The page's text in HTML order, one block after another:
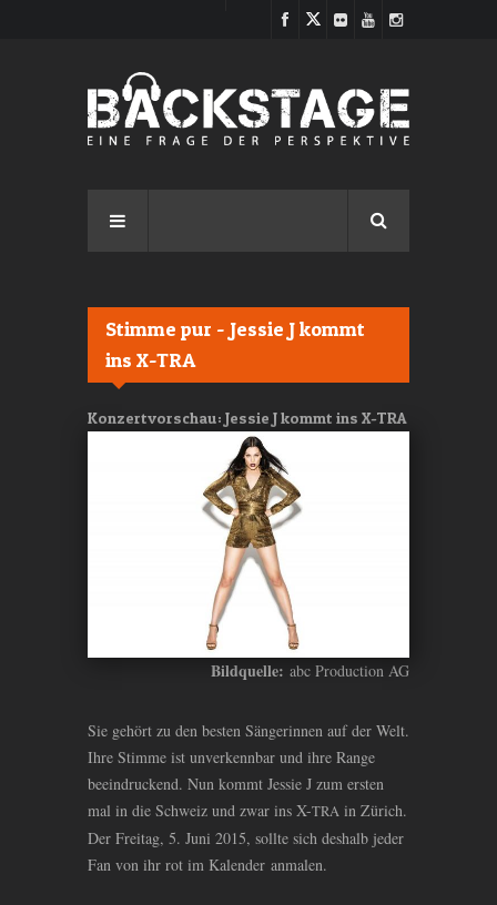
Stimme pur - Jessie J kommt
ins X-TRA
Konzertvorschau: Jessie J kommt ins X-TRA
Bildquelle: abc Production AG
Sie gehört zu den besten Sängerinnen auf der Welt.
Ihre Stimme ist unverkennbar und ihre Range
beeindruckend. Nun kommt Jessie J zum ersten
mal in die Schweiz und zwar ins X-TRA in Zürich.
Der Freitag, 5. Juni 2015, sollte sich deshalb jeder
Fan von ihr rot im Kalender anmalen.